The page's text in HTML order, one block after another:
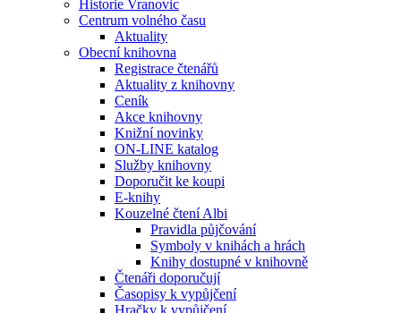
Historie Vranovic
Centrum volného času
Aktuality
Obecní knihovna
Registrace čtenářů
Aktuality z knihovny
Ceník
Akce knihovny
Knižní novinky
ON-LINE katalog
Služby knihovny
Doporučit ke koupi
E-knihy
Kouzelné čtení Albi
Pravidla půjčování
Symboly v knihách a hrách
Knihy dostupné v knihovně
Čtenáři doporučují
Časopisy k vypůjčení
Hračky k vypůjčení